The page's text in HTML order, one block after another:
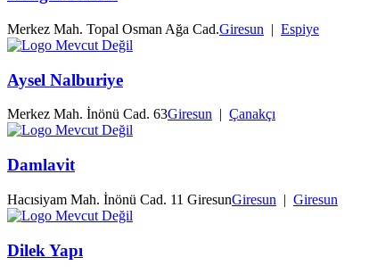
Merkez Mah. Topal Osman Ağa Cad.Giresun | Espiye
Aysel Nalburiye
Merkez Mah. İnönü Cad. 63Giresun | Çanakçı
Damlavit
Hacısiyam Mah. İnönü Cad. 11 GiresunGiresun | Giresun
Dilek Yapı